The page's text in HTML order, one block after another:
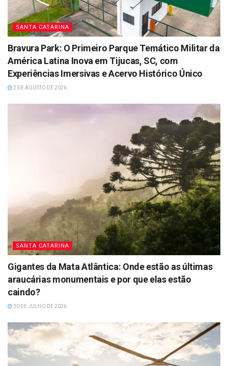
SANTA CATARINA
Bravura Park: O Primeiro Parque Temático Militar da
América Latina Inova em Tijucas, SC, com
Experiências Imersivas e Acervo Histórico Único
2 DE AGOSTO DE 2026
SANTA CATARINA
Gigantes da Mata Atlântica: Onde estão as últimas
araucárias monumentais e por que elas estão
caindo?
30 DE JULHO DE 2026